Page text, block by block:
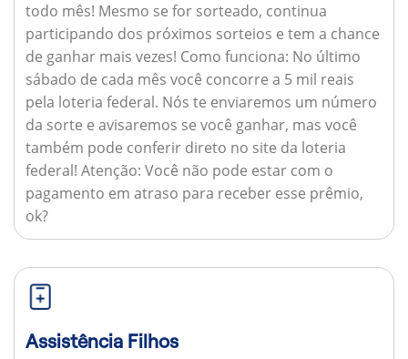
todo mês! Mesmo se for sorteado, continua
participando dos próximos sorteios e tem a chance
de ganhar mais vezes! Como funciona: No último
sábado de cada mês você concorre a 5 mil reais
pela loteria federal. Nós te enviaremos um número
da sorte e avisaremos se você ganhar, mas você
também pode conferir direto no site da loteria
federal! Atenção: Você não pode estar com o
pagamento em atraso para receber esse prêmio,
ok?
Assistência Filhos